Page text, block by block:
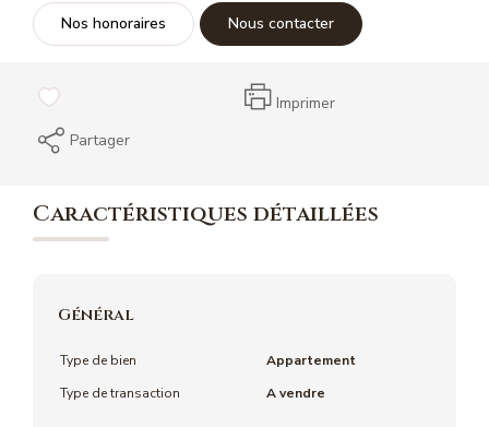
Nos honoraires Nous contacter
Imprimer
Partager
Caractéristiques détaillées
Général
Type de bien
Appartement
Type de transaction
A vendre